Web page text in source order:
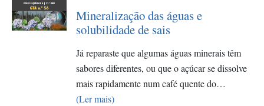
Mineralização das águas e
solubilidade de sais
Já reparaste que algumas águas minerais têm
sabores diferentes, ou que o açúcar se dissolve
mais rapidamente num café quente do…
(Ler mais)